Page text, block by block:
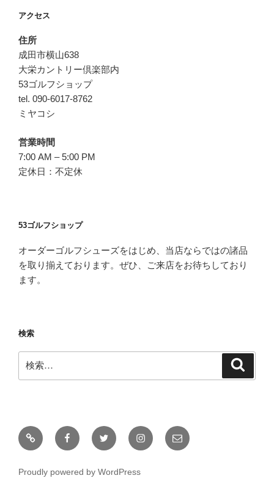
アクセス
住所
成田市横山638
大栄カントリー倶楽部内
53ゴルフショップ
tel. 090-6017-8762
ミヤコシ
営業時間
7:00 AM – 5:00 PM
定休日：不定休
53ゴルフショップ
オーダーゴルフシューズをはじめ、当店ならではの諸品
を取り揃えております。ぜひ、ご来店をお待ちしており
ます。
検索
索:
Yelp FacebookTwitter Instagramメ
ー
Proudly powered by WordPress